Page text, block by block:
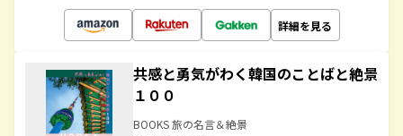
詳細を見る
共感と勇気がわく韓国のことばと絶景
１００
BOOKS 旅の名言＆絶景